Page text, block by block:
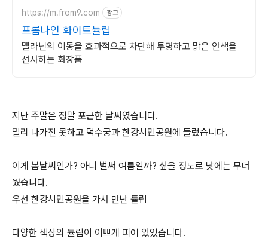
https://m.from9.com 광고
프롬나인 화이트튤립
멜라닌의 이동을 효과적으로 차단해 투명하고 맑은 안색을
선사하는 화장품
지난 주말은 정말 포근한 날씨였습니다.
멀리 나가진 못하고 덕수궁과 한강시민공원에 들렀습니다.
이게 봄날씨인가? 아니 벌써 여름일까? 싶을 정도로 낮에는 무더
웠습니다.
우선 한강시민공원을 가서 만난 튤립
다양한 색상의 튤립이 이쁘게 피어 있었습니다.